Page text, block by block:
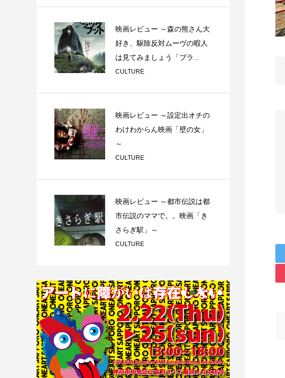
映画レビュー ～森の熊さん大
好き、駆除反対ムーヴの暇人
は見てみましょう「ブラ...
CULTURE
映画レビュー ～設定出オチの
わけわからん映画「壁の女」
～
CULTURE
映画レビュー ～都市伝説は都
市伝説のママで。。映画「き
さらぎ駅」～
CULTURE